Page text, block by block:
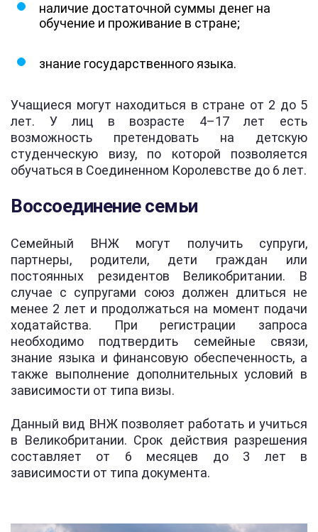
наличие достаточной суммы денег на
обучение и проживание в стране;
знание государственного языка.
Учащиеся могут находиться в стране от 2 до 5
лет. У лиц в возрасте 4–17 лет есть
возможность претендовать на детскую
студенческую визу, по которой позволяется
обучаться в Соединенном Королевстве до 6 лет.
Воссоединение семьи
Семейный ВНЖ могут получить супруги,
партнеры, родители, дети граждан или
постоянных резидентов Великобритании. В
случае с супругами союз должен длиться не
менее 2 лет и продолжаться на момент подачи
ходатайства. При регистрации запроса
необходимо подтвердить семейные связи,
знание языка и финансовую обеспеченность, а
также выполнение дополнительных условий в
зависимости от типа визы.
Данный вид ВНЖ позволяет работать и учиться
в Великобритании. Срок действия разрешения
составляет от 6 месяцев до 3 лет в
зависимости от типа документа.